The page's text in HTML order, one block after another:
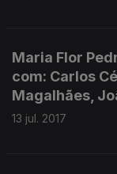
Maria Flor
com: Carlos
Magalhães,
13 jul. 2017